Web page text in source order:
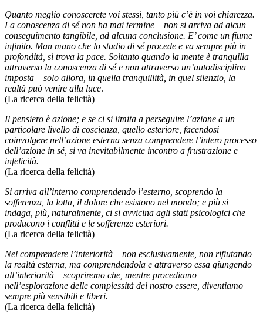
Quanto meglio conoscerete voi stessi, tanto più c’è in voi chiarezza.
La conoscenza di sé non ha mai termine – non si arriva ad alcun
conseguimento tangibile, ad alcuna conclusione. E’ come un fiume
infinito. Man mano che lo studio di sé procede e va sempre più in
profondità, si trova la pace. Soltanto quando la mente è tranquilla –
attraverso la conoscenza di sé e non attraverso un’autodisciplina
imposta – solo allora, in quella tranquillità, in quel silenzio, la
realtà può venire alla luce.
(La ricerca della felicità)
Il pensiero è azione; e se ci si limita a perseguire l’azione a un
particolare livello di coscienza, quello esteriore, facendosi
coinvolgere nell’azione esterna senza comprendere l’intero processo
dell’azione in sé, si va inevitabilmente incontro a frustrazione e
infelicità.
(La ricerca della felicità)
Si arriva all’interno comprendendo l’esterno, scoprendo la
sofferenza, la lotta, il dolore che esistono nel mondo; e più si
indaga, più, naturalmente, ci si avvicina agli stati psicologici che
producono i conflitti e le sofferenze esteriori.
(La ricerca della felicità)
Nel comprendere l’interiorità – non esclusivamente, non rifiutando
la realtà esterna, ma comprendendola e attraverso essa giungendo
all’interiorità – scopriremo che, mentre procediamo
nell’esplorazione delle complessità del nostro essere, diventiamo
sempre più sensibili e liberi.
(La ricerca della felicità)